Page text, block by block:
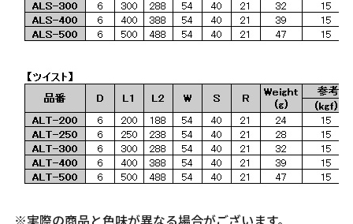
※実際の商品と色味が異なる場合がございます。